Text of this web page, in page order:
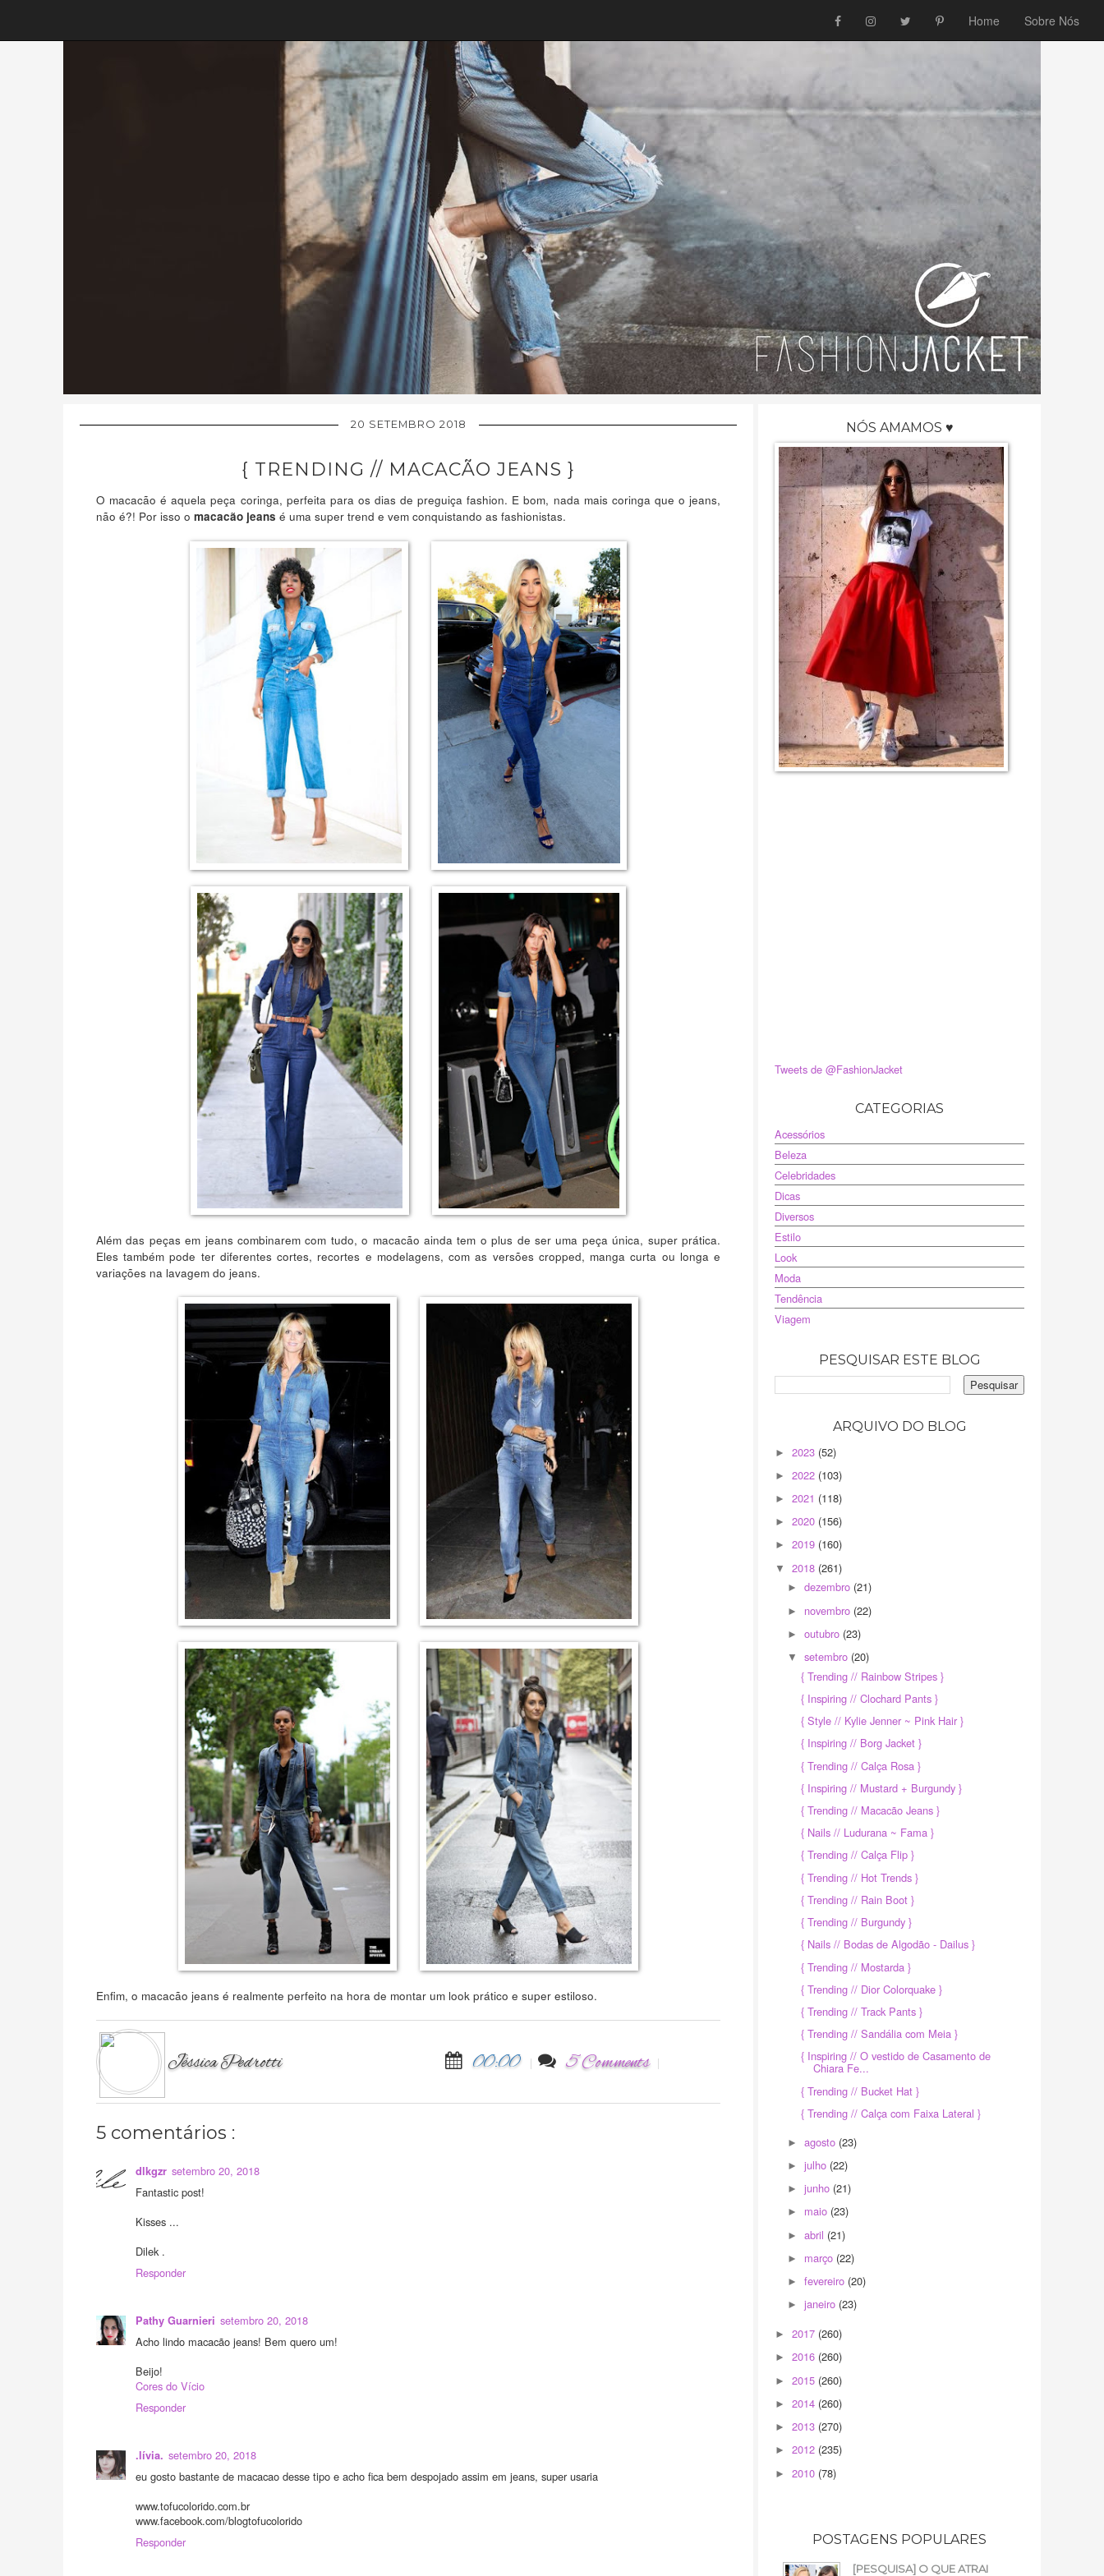
Home Sobre Nós
20 SETEMBRO 2018
{ TRENDING // MACACÃO JEANS }
O macacão é aquela peça coringa, perfeita para os dias de preguiça fashion. E bom, nada mais coringa que o jeans,
não é?! Por isso o macacão jeans é uma super trend e vem conquistando as fashionistas.
Além das peças em jeans combinarem com tudo, o macacão ainda tem o plus de ser uma peça única, super prática.
Eles também pode ter diferentes cortes, recortes e modelagens, com as versões cropped, manga curta ou longa e
variações na lavagem do jeans.
Enfim, o macacão jeans é realmente perfeito na hora de montar um look prático e super estiloso.
Jéssica Pedrotti 00:00 5 Comments
5 comentários :
dlkgzr setembro 20, 2018
Fantastic post!
Kisses ...
Dilek .
Responder
Pathy Guarnieri setembro 20, 2018
Acho lindo macacão jeans! Bem quero um!
Beijo!
Cores do Vício
Responder
.lívia. setembro 20, 2018
eu gosto bastante de macacao desse tipo e acho fica bem despojado assim em jeans, super usaria
www.tofucolorido.com.br
www.facebook.com/blogtofucolorido
Responder
NÓS AMAMOS ♥
Tweets de @FashionJacket
CATEGORIAS
Acessórios
Beleza
Celebridades
Dicas
Diversos
Estilo
Look
Moda
Tendência
Viagem
PESQUISAR ESTE BLOG
ARQUIVO DO BLOG
► 2023 (52)
► 2022 (103)
► 2021 (118)
► 2020 (156)
► 2019 (160)
▼ 2018 (261)
►dezembro (21)
► novembro (22)
►outubro (23)
▼setembro (20)
{ Trending // Rainbow Stripes }
{ Inspiring // Clochard Pants }
{ Style // Kylie Jenner ~ Pink Hair }
{ Inspiring // Borg Jacket }
{ Trending // Calça Rosa }
{ Inspiring // Mustard + Burgundy }
{ Trending // Macacão Jeans }
{ Nails // Ludurana ~ Fama }
{ Trending // Calça Flip }
{ Trending // Hot Trends }
{ Trending // Rain Boot }
{ Trending // Burgundy }
{ Nails // Bodas de Algodão - Dailus }
{ Trending // Mostarda }
{ Trending // Dior Colorquake }
{ Trending // Track Pants }
{ Trending // Sandália com Meia }
{ Inspiring // O vestido de Casamento de
Chiara Fe...
{ Trending // Bucket Hat }
{ Trending // Calça com Faixa Lateral }
►agosto (23)
►julho (22)
►junho (21)
► maio (23)
►abril (21)
► março (22)
►fevereiro (20)
►janeiro (23)
► 2017 (260)
► 2016 (260)
► 2015 (260)
► 2014 (260)
► 2013 (270)
► 2012 (235)
► 2010 (78)
POSTAGENS POPULARES
[PESQUISA] O QUE ATRAI